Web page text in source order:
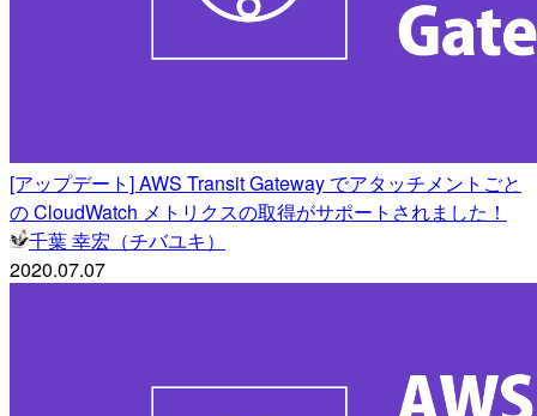
[アップデート] AWS Transit Gateway でアタッチメントごと
の CloudWatch メトリクスの取得がサポートされました！
千葉 幸宏（チバユキ）
2020.07.07